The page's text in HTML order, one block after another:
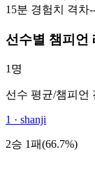
15분 경험치 격차-
선수별 챔피언
1명
선수 평균/챔피언
1 · shanji
2승 1패(66.7%)